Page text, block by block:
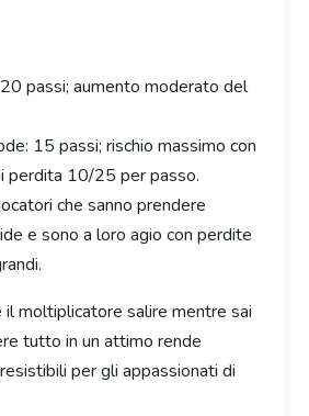
passi; aumento moderato del
15 passi; rischio massimo con
perdita 10/25 per passo.
che sanno prendere
e sono a loro agio con perdite
il moltiplicatore salire mentre sai
tutto in un attimo rende
per gli appassionati di